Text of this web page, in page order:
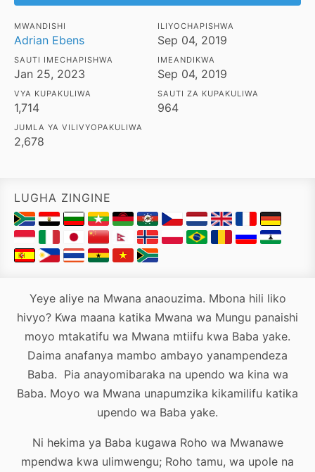
MWANDISHI
Adrian Ebens
ILIYOCHAPISHWA
Sep 04, 2019
SAUTI IMECHAPISHWA
Jan 25, 2023
IMEANDIKWA
Sep 04, 2019
VYA KUPAKULIWA
1,714
SAUTI ZA KUPAKULIWA
964
JUMLA YA VILIVYOPAKULIWA
2,678
LUGHA ZINGINE
Yeye aliye na Mwana anaouzima. Mbona hili liko
hivyo? Kwa maana katika Mwana wa Mungu panaishi
moyo mtakatifu wa Mwana mtiifu kwa Baba yake.
Daima anafanya mambo ambayo yanampendeza
Baba. Pia anayomibaraka na upendo wa kina wa
Baba. Moyo wa Mwana unapumzika kikamilifu katika
upendo wa Baba yake.
Ni hekima ya Baba kugawa Roho wa Mwanawe
mpendwa kwa ulimwengu; Roho tamu, wa upole na